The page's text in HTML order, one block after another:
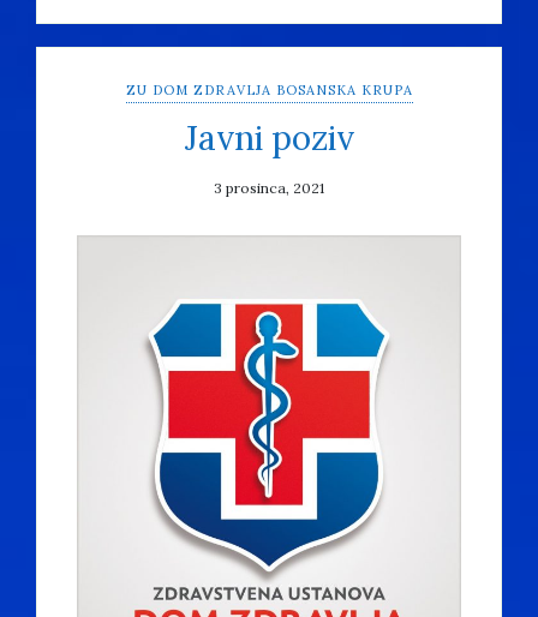
ZU DOM ZDRAVLJA BOSANSKA KRUPA
Javni poziv
3 prosinca, 2021